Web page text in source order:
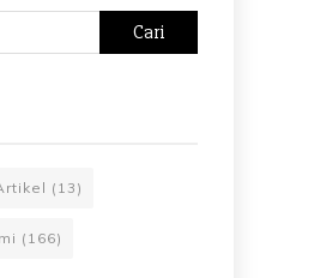
(13)
(166)